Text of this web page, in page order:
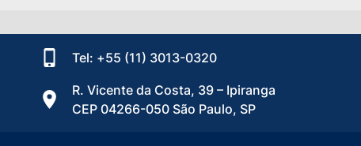
Tel: +55 (11) 3013-0320
R. Vicente da Costa, 39 – Ipiranga
CEP 04266-050 São Paulo, SP